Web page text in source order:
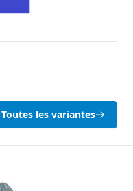
Toutes les variantes